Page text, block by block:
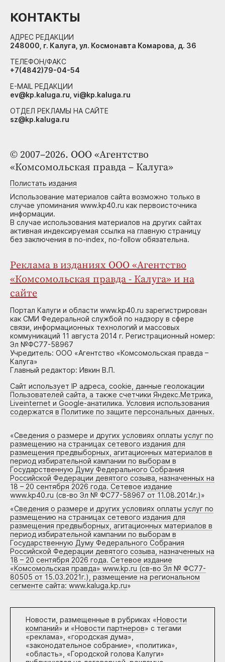
© 2007–2026. ООО «Агентство
«Комсомольская правда – Калуга»
Полистать издания
Использование материалов сайта возможно только в
случае упоминания www.kp40.ru как первоисточника
информации.
В случае использования материалов на других сайтах
активная индексируемая ссылка на главную страницу
без заключения в no-index, no-follow обязательна.
Реклама в изданиях ООО «Агентство
«Комсомольская правда - Калуга» и на
сайте
Портал Калуги и области www.kp40.ru зарегистрирован
как СМИ Федеральной службой по надзору в сфере
связи, информационных технологий и массовых
коммуникаций 11 августа 2014 г. Регистрационный номер:
Эл №ФС77-58967
Учредитель: ООО «Агентство «Комсомольская правда –
Калуга»
Главный редактор: Ивкин В.П.
Сайт использует IP адреса, cookie, данные геолокации
Пользователей сайта, а также счетчики Яндекс.Метрика,
Liveinternet и Google-анатилика. Условия использования
содержатся в Политике по защите персональных данных.
«Сведения о размере и других условиях оплаты услуг по
размещению на страницах сетевого издания для
размещения предвыборных, агитационных материалов в
период избирательной кампании по выборам в
Государственную Думу Федерального Собрания
Российской Федерации девятого созыва, назначенных на
18 – 20 сентября 2026 года. Сетевое издание
www.kp40.ru (св-во Эл № ФС77-58967 от 11.08.2014г.)»
«Сведения о размере и других условиях оплаты услуг по
размещению на страницах сетевого издания для
размещения предвыборных, агитационных материалов в
период избирательной кампании по выборам в
Государственную Думу Федерального Собрания
Российской Федерации девятого созыва, назначенных на
18 – 20 сентября 2026 года. Сетевое издание
«Комсомольская правда» www.kp.ru (св-во Эл № ФС77-
80505 от 15.03.2021г.), размещение на региональном
сегменте сайта: www.kaluga.kp.ru»
Новости, размещенные в рубриках «Новости
компаний» и «Новости партнеров» с тегами
«реклама», «городская дума»,
«законодательное собрание», «политика»,
«область», «Городской голова Калуги»
КОНТАКТЫ
АДРЕС РЕДАКЦИИ
248000, г. Калуга, ул. Космонавта Комарова, д. 36
ТЕЛЕФОН/ФАКС
+7(4842)79-04-54
E-MAIL РЕДАКЦИИ
ev@kp.kaluga.ru, vi@kp.kaluga.ru
ОТДЕЛ РЕКЛАМЫ НА САЙТЕ
sz@kp.kaluga.ru